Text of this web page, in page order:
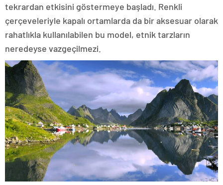
tekrardan etkisini göstermeye başladı. Renkli
çerçeveleriyle kapalı ortamlarda da bir aksesuar olarak
rahatlıkla kullanılabilen bu model, etnik tarzların
neredeyse vazgeçilmezi.